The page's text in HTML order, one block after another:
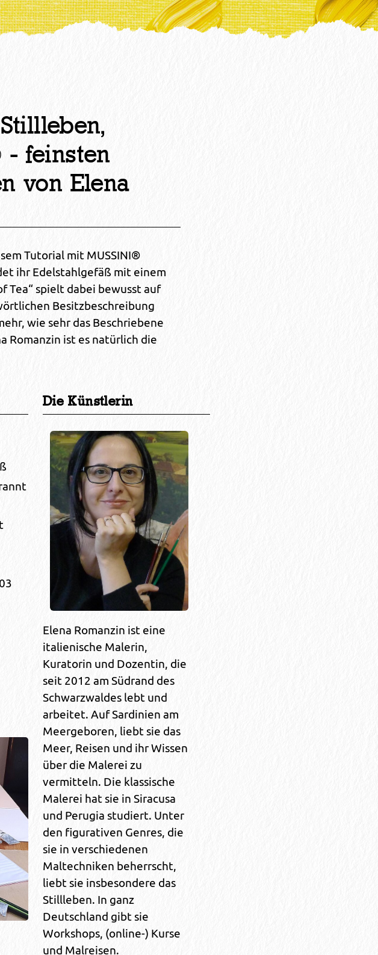
- feinsten
von Elena
Tutorial mit MUSSINI®
ihr Edelstahlgefäß mit einem
Tea“ spielt dabei bewusst auf
Besitzbeschreibung
wie sehr das Beschriebene
Romanzin ist es natürlich die
Die Künstlerin
Elena Romanzin ist eine
italienische Malerin,
Kuratorin und Dozentin, die
seit 2012 am Südrand des
Schwarzwaldes lebt und
arbeitet. Auf Sardinien am
Meergeboren, liebt sie das
Meer, Reisen und ihr Wissen
über die Malerei zu
vermitteln. Die klassische
Malerei hat sie in Siracusa
und Perugia studiert. Unter
den figurativen Genres, die
sie in verschiedenen
Maltechniken beherrscht,
liebt sie insbesondere das
Stillleben. In ganz
Deutschland gibt sie
Workshops, (online-) Kurse
und Malreisen.